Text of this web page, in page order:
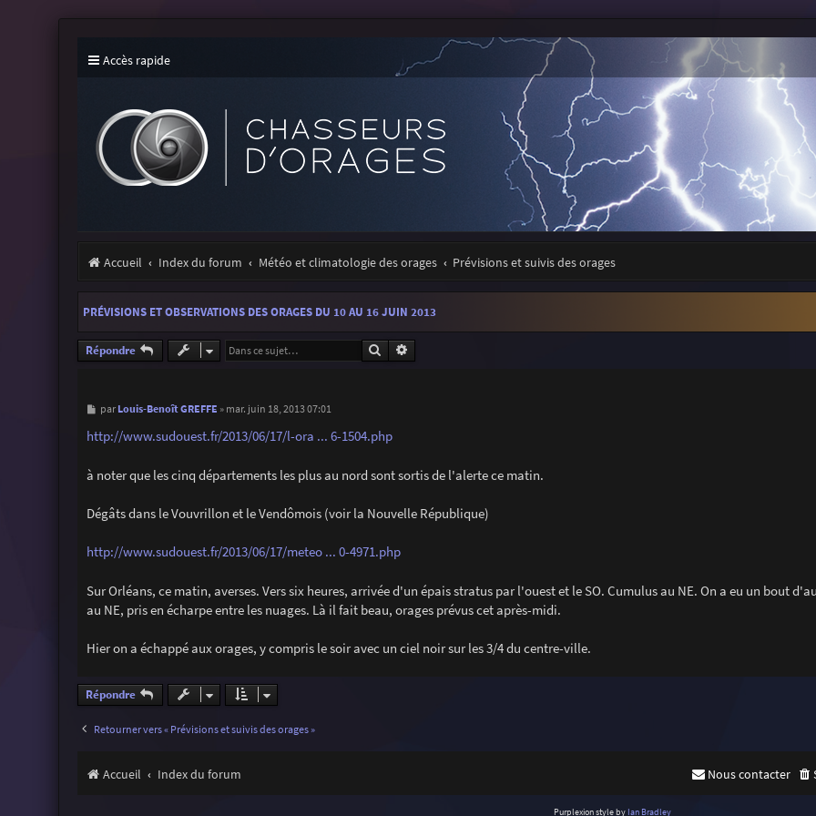
Accès rapide
Accueil Index du forum Météo et climatologie des orages Prévisions et suivis des orages
PRÉVISIONS ET OBSERVATIONS DES ORAGES DU 10 AU 16 JUIN 2013
Répondre Rechercher
M
s
s
e
par Louis-Benoît GREFFE » mar. juin 18, 2013 07:01
http://www.sudouest.fr/2013/06/17/l-ora ... 6-1504.php
à noter que les cinq départements les plus au nord sont sortis de l'alerte ce matin.
Dégâts dans le Vouvrillon et le Vendômois (voir la Nouvelle République)
http://www.sudouest.fr/2013/06/17/meteo ... 0-4971.php
Sur Orléans, ce matin, averses. Vers six heures, arrivée d'un épais stratus par l'ouest et le SO. Cumulus au NE. On a eu un bout
au NE, pris en écharpe entre les nuages. Là il fait beau, orages prévus cet après-midi.
Hier on a échappé aux orages, y compris le soir avec un ciel noir sur les 3/4 du centre-ville.
Répondre
Retourner vers « Prévisions et suivis des orages »
Accueil Index du forum Nous contacter
Purplexion style by Ian Bradley